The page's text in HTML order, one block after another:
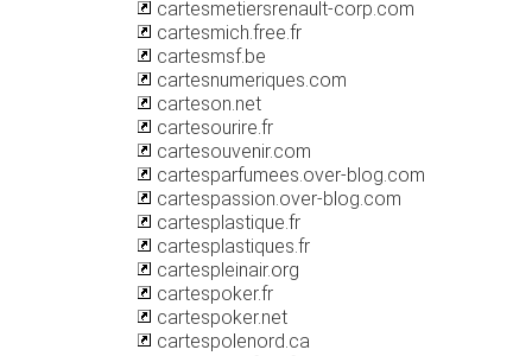
cartesmetiersrenault-corp.com
cartesmich.free.fr
cartesmsf.be
cartesnumeriques.com
carteson.net
cartesourire.fr
cartesouvenir.com
cartesparfumees.over-blog.com
cartespassion.over-blog.com
cartesplastique.fr
cartesplastiques.fr
cartespleinair.org
cartespoker.fr
cartespoker.net
cartespolenord.ca